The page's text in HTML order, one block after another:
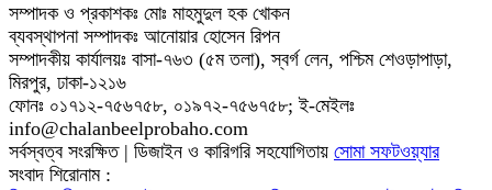
সম্পাদক ও প্রকাশকঃ মোঃ মাহমুদুল হক খোকন
ব্যবস্থাপনা সম্পাদকঃ আনোয়ার হোসেন রিপন
সম্পাদকীয় কার্যালয়ঃ বাসা-৭৬৩ (৫ম তলা), স্বর্গ লেন, পশ্চিম শেওড়াপাড়া,
মিরপুর, ঢাকা-১২১৬
ফোনঃ ০১৭১২-৭৫৬৭৫৮, ০১৯৭২-৭৫৬৭৫৮; ই-মেইলঃ
info@chalanbeelprobaho.com
সর্বস্বত্ব সংরক্ষিত | ডিজাইন ও কারিগরি সহযোগিতায় সোমা সফটওয়্যার
সংবাদ শিরোনাম :